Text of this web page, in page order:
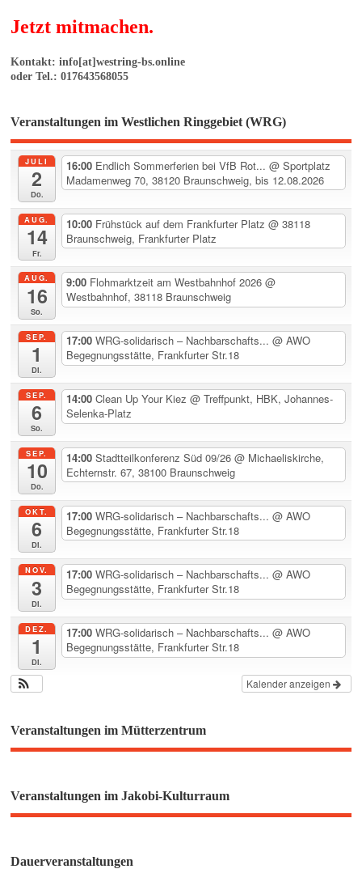
Jetzt mitmachen.
Kontakt: info[at]westring-bs.online
oder Tel.: 017643568055
Veranstaltungen im Westlichen Ringgebiet (WRG)
JULI
2
Do.
16:00 Endlich Sommerferien bei VfB Rot...@ Sportplatz
Madamenweg 70, 38120 Braunschweig, bis 12.08.2026
AUG.
14
Fr.
10:00 Frühstück auf dem Frankfurter Platz@ 38118
Braunschweig, Frankfurter Platz
AUG.
16
So.
9:00 Flohmarktzeit am Westbahnhof 2026@
Westbahnhof, 38118 Braunschweig
SEP.
1
Di.
17:00WRG-solidarisch – Nachbarschafts...@ AWO
Begegnungsstätte, Frankfurter Str.18
SEP.
6
So.
14:00Clean Up Your Kiez@ Treffpunkt, HBK, Johannes-
Selenka-Platz
SEP.
10
Do.
14:00Stadtteilkonferenz Süd 09/26@ Michaeliskirche,
Echternstr. 67, 38100 Braunschweig
OKT.
6
Di.
17:00WRG-solidarisch – Nachbarschafts...@ AWO
Begegnungsstätte, Frankfurter Str.18
NOV.
3
Di.
17:00WRG-solidarisch – Nachbarschafts...@ AWO
Begegnungsstätte, Frankfurter Str.18
DEZ.
1
Di.
17:00WRG-solidarisch – Nachbarschafts...@ AWO
Begegnungsstätte, Frankfurter Str.18
Kalender anzeigen
Veranstaltungen im Mütterzentrum
Veranstaltungen im Jakobi-Kulturraum
Dauerveranstaltungen